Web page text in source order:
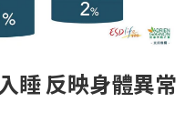
睡 反映身體異常